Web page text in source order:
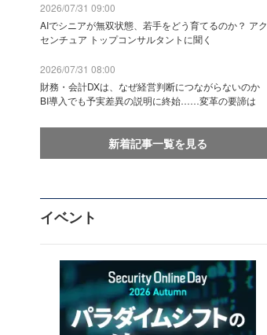
2026/07/31 09:00
AIでシニアが無双状態、若手をどう育てるのか？ アク
センチュア トップコンサルタントに聞く
2026/07/31 08:00
財務・会計DXは、なぜ経営判断につながらないのか
BI導入でも予実差異の説明に終始……変革の要諦は
新着記事一覧を見る
イベント